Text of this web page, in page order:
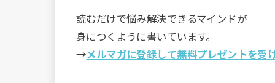
読むだけで悩み解決できるマインドが
身につくように書いています。
→メルマガに登録して無料プレゼントを受